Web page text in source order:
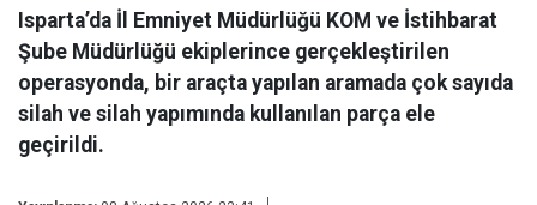
Isparta’da İl Emniyet Müdürlüğü KOM ve İstihbarat
Şube Müdürlüğü ekiplerince gerçekleştirilen
operasyonda, bir araçta yapılan aramada çok sayıda
silah ve silah yapımında kullanılan parça ele
geçirildi.